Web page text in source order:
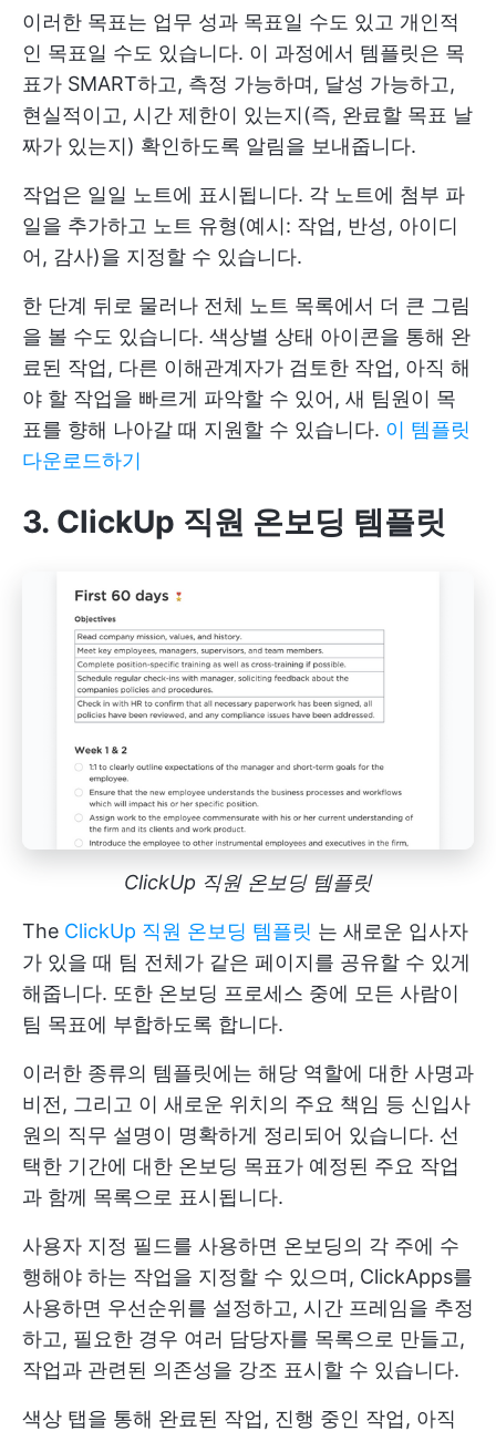
이러한 목표는 업무 성과 목표일 수도 있고 개인적
인 목표일 수도 있습니다. 이 과정에서 템플릿은 목
표가 SMART하고, 측정 가능하며, 달성 가능하고,
현실적이고, 시간 제한이 있는지(즉, 완료할 목표 날
짜가 있는지) 확인하도록 알림을 보내줍니다.
작업은 일일 노트에 표시됩니다. 각 노트에 첨부 파
일을 추가하고 노트 유형(예시: 작업, 반성, 아이디
어, 감사)을 지정할 수 있습니다.
한 단계 뒤로 물러나 전체 노트 목록에서 더 큰 그림
을 볼 수도 있습니다. 색상별 상태 아이콘을 통해 완
료된 작업, 다른 이해관계자가 검토한 작업, 아직 해
야 할 작업을 빠르게 파악할 수 있어, 새 팀원이 목
표를 향해 나아갈 때 지원할 수 있습니다. 이 템플릿
다운로드하기
3. ClickUp 직원 온보딩 템플릿
ClickUp 직원 온보딩 템플릿
The ClickUp 직원 온보딩 템플릿 는 새로운 입사자
가 있을 때 팀 전체가 같은 페이지를 공유할 수 있게
해줍니다. 또한 온보딩 프로세스 중에 모든 사람이
팀 목표에 부합하도록 합니다.
이러한 종류의 템플릿에는 해당 역할에 대한 사명과
비전, 그리고 이 새로운 위치의 주요 책임 등 신입사
원의 직무 설명이 명확하게 정리되어 있습니다. 선
택한 기간에 대한 온보딩 목표가 예정된 주요 작업
과 함께 목록으로 표시됩니다.
사용자 지정 필드를 사용하면 온보딩의 각 주에 수
행해야 하는 작업을 지정할 수 있으며, ClickApps를
사용하면 우선순위를 설정하고, 시간 프레임을 추정
하고, 필요한 경우 여러 담당자를 목록으로 만들고,
작업과 관련된 의존성을 강조 표시할 수 있습니다.
색상 탭을 통해 완료된 작업, 진행 중인 작업, 아직